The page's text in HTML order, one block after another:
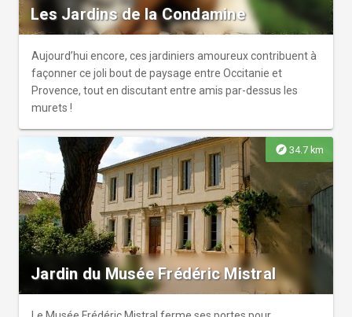
Les Jardins de la Condamine
Aujourd’hui encore, ces jardiniers amoureux contribuent à
façonner ce joli bout de paysage entre Occitanie et
Provence, tout en discutant entre amis par-dessus les
murets !
explore 34.7 km
Jardin du Musée Frédéric Mistral